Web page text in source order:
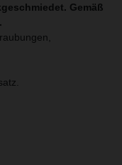
Gemäß